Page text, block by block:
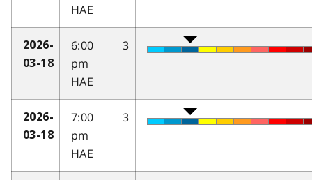
HAE
2026-
03-18
6:00
pm
HAE
3
2026-
03-18
7:00
pm
HAE
3